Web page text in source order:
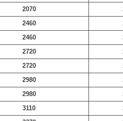
2070
2460
2460
2720
2720
2980
2980
3110